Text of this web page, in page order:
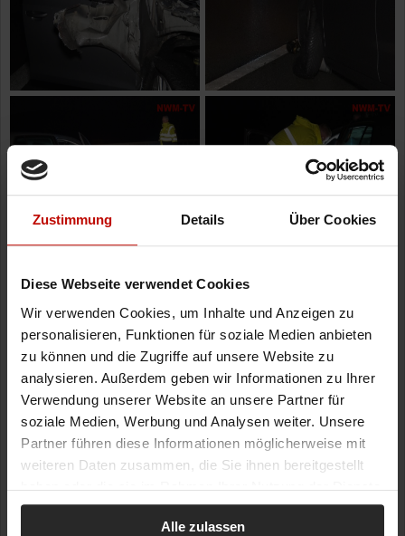
Zustimmung Details Über Cookies
Diese Webseite verwendet Cookies
Wir verwenden Cookies, um Inhalte und Anzeigen zu
personalisieren, Funktionen für soziale Medien anbieten
zu können und die Zugriffe auf unsere Website zu
analysieren. Außerdem geben wir Informationen zu Ihrer
Verwendung unserer Website an unsere Partner für
soziale Medien, Werbung und Analysen weiter. Unsere
Partner führen diese Informationen möglicherweise mit
weiteren Daten zusammen, die Sie ihnen bereitgestellt
haben oder die sie im Rahmen Ihrer Nutzung der Dienste
gesammelt haben.
Alle zulassen